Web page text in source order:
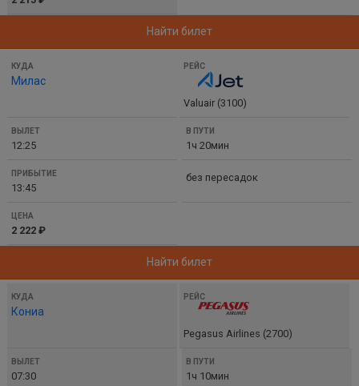
Найти билет
Милас
Valuair (3100)
12:25 1ч 20мин
13:45
без пересадок
2 222 ₽
Найти билет
Кониа
Pegasus Airlines (2700)
07:30 1ч 10мин